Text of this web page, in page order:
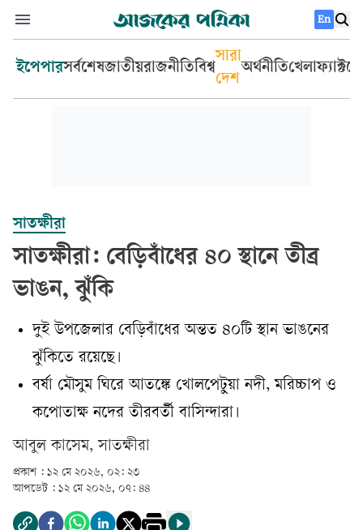
En
ইপেপারসর্বশেষজাতীয়রাজনীতিবিশ্ব
সারা
দেশ
অর্থনীতিখেলা
সাতক্ষীরা
সাতক্ষীরা: বেড়িবাঁধের ৪০ স্থানে তীব্র
ভাঙন, ঝুঁকি
দুই উপজেলার বেড়িবাঁধের অন্তত ৪০টি স্থান ভাঙনের
ঝুঁকিতে রয়েছে।
বর্ষা মৌসুম ঘিরে আতঙ্কে খোলপেটুয়া নদী, মরিচ্চাপ ও
কপোতাক্ষ নদের তীরবর্তী বাসিন্দারা।
আবুল কাসেম, সাতক্ষীরা
প্রকাশ : ১২ মে ২০২৬, ০২: ২৩
আপডেট : ১২ মে ২০২৬, ০৭: ৪৪